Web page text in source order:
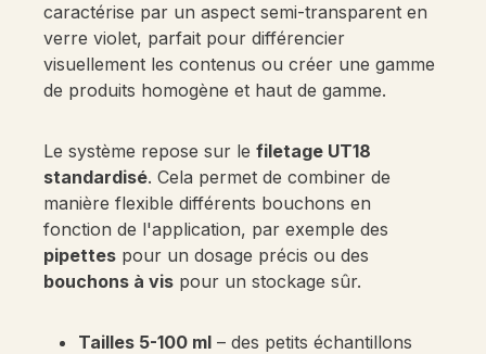
caractérise par un aspect semi-transparent en
verre violet, parfait pour différencier
visuellement les contenus ou créer une gamme
de produits homogène et haut de gamme.
Le système repose sur le filetage UT18
standardisé. Cela permet de combiner de
manière flexible différents bouchons en
fonction de l'application, par exemple des
pipettes pour un dosage précis ou des
bouchons à vis pour un stockage sûr.
Tailles 5-100 ml – des petits échantillons